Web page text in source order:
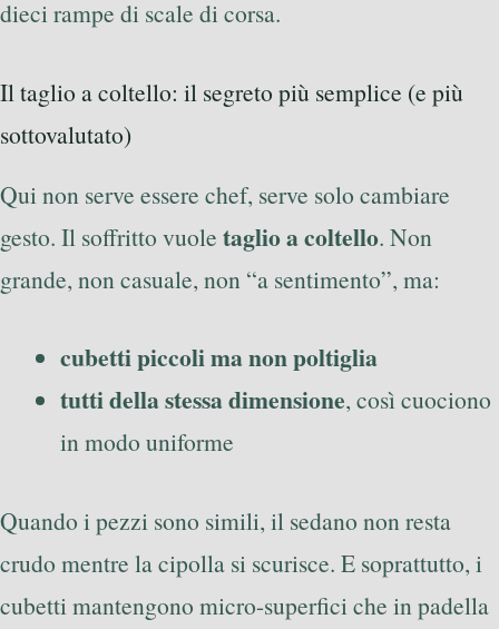
dieci rampe di scale di corsa.
Il taglio a coltello: il segreto più semplice (e più
sottovalutato)
Qui non serve essere chef, serve solo cambiare
gesto. Il soffritto vuole taglio a coltello. Non
grande, non casuale, non “a sentimento”, ma:
cubetti piccoli ma non poltiglia
tutti della stessa dimensione, così cuociono
in modo uniforme
Quando i pezzi sono simili, il sedano non resta
crudo mentre la cipolla si scurisce. E soprattutto, i
cubetti mantengono micro-superfici che in padella